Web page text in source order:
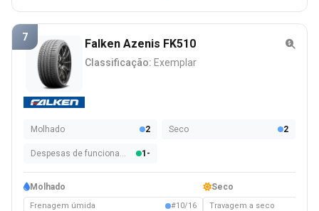
7 Falken Azenis FK510
Classificação: Exemplar
Molhado 2 Seco 2
Despesas de funcionamento 1-
Molhado
Frenagem úmida #10/16
Seco
Travagem a seco